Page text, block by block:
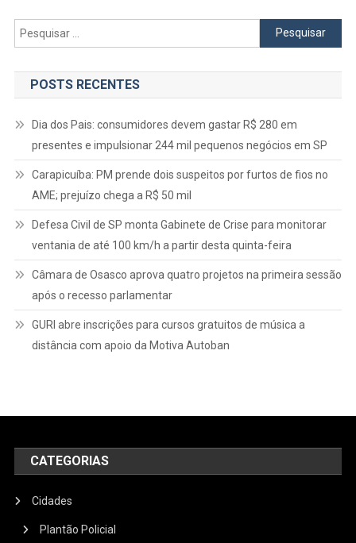
Pesquisar
por:
POSTS RECENTES
Dia dos Pais: consumidores devem gastar R$ 280 em
presentes e impulsionar 244 mil pequenos negócios em SP
Carapicuíba: PM prende dois suspeitos por furtos de fios no
AME; prejuízo chega a R$ 50 mil
Defesa Civil de SP monta Gabinete de Crise para monitorar
ventania de até 100 km/h a partir desta quinta-feira
Câmara de Osasco aprova quatro projetos na primeira sessão
após o recesso parlamentar
GURI abre inscrições para cursos gratuitos de música a
distância com apoio da Motiva Autoban
CATEGORIAS
Cidades
Plantão Policial